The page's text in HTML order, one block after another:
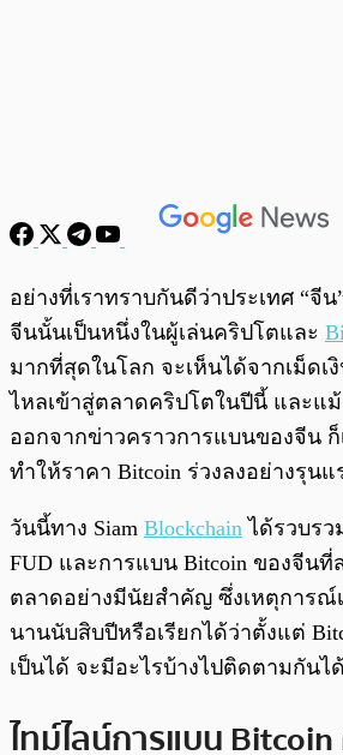
พร้อมเล่น
อย่างที่เราทราบกันดีว่าประเทศ “จี
จีนนั้นเป็นหนึ่งในผู้เล่นคริปโตและ
มากที่สุดในโลก จะเห็นได้จากเม็ดเ
ไหลเข้าสู่ตลาดคริปโตในปีนี้ และแม้
ออกจากข่าวคราวการแบนของจีน
ทำให้ราคา Bitcoin ร่วงลงอย่างรุนแ
วันนี้ทาง Siam Blockchain ได้รวบร
FUD และการแบน Bitcoin ของจีนที่
ตลาดอย่างมีนัยสำคัญ ซึ่งเหตุการณ์
นานนับสิบปีหรือเรียกได้ว่าตั้งแต่
เป็นได้ จะมีอะไรบ้างไปติดตามกัน
ไทม์ไลน์การแบน